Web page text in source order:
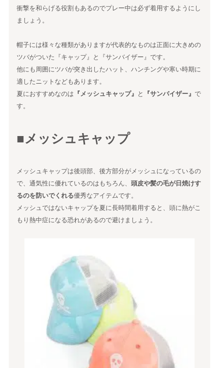
衝撃を和らげる役割もあるのでプレー中は必ず着用するようにし
ましょう。
帽子には様々な種類がありますが代表的なものは正面に大きめの
ツバがついた『キャップ』と『サンバイザー』です。
他にも周囲にツバが突き出したハット、ハンチングや寒い時期に
適したニットなどもあります。
夏におすすめなのは 『メッシュキャップ』 と 『サンバイザー』 で
す。
■メッシュキャップ
メッシュキャップは後頭部、後方部分がメッシュになっているの
で、通気性に優れているのはもちろん、頭皮や髪の毛が日焼けす
るのを防いでくれる優秀なアイテムです。
メッシュではないキャップを夏に長時間着用すると、頭に熱がこ
もり熱中症になる恐れがあるので避けましょう。